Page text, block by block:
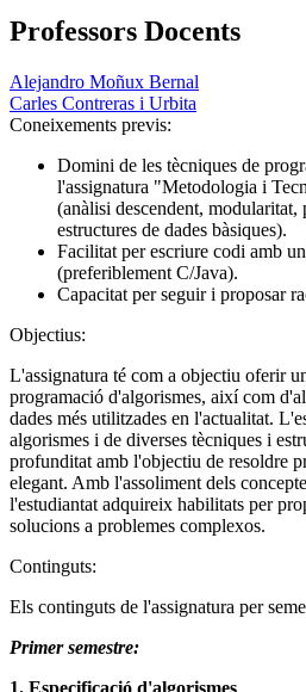
Professors Docents
Alejandro Moñux Bernal
Carles Contreras i Urbita
Coneixements previs:
Domini de les tècniques de
l'assignatura "Metodologia i
(anàlisi descendent, modularitat,
estructures de dades bàsiques).
Facilitat per escriure codi amb
(preferiblement C/Java).
Capacitat per seguir i proposar
Objectius:
L'assignatura té com a objectiu oferir
programació d'algorismes, així com
dades més utilitzades en l'actualitat.
algorismes i de diverses tècniques i
profunditat amb l'objectiu de resoldre
elegant. Amb l'assoliment dels
l'estudiantat adquireix habilitats per
solucions a problemes complexos.
Continguts:
Els continguts de l'assignatura per
Primer semestre: